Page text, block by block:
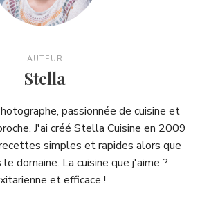
AUTEUR
Stella
passionnée de cuisine et
J'ai créé Stella Cuisine en 2009
simples et rapides alors que
domaine. La cuisine que j'aime ?
et efficace !